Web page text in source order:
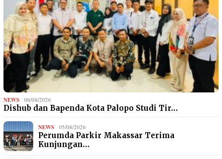
NEWS 06/08/2026
Dishub dan Bapenda Kota Palopo Studi Tir…
NEWS 05/08/2026
Perumda Parkir Makassar Terima
Kunjungan…